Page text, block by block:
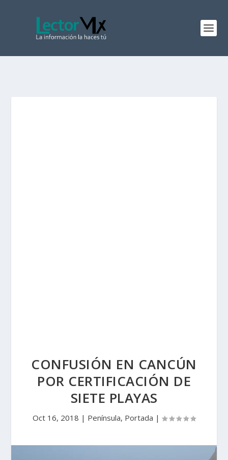
CONFUSIÓN EN CANCÚN
POR CERTIFICACIÓN DE
SIETE PLAYAS
Oct 16, 2018 | Península, Portada |